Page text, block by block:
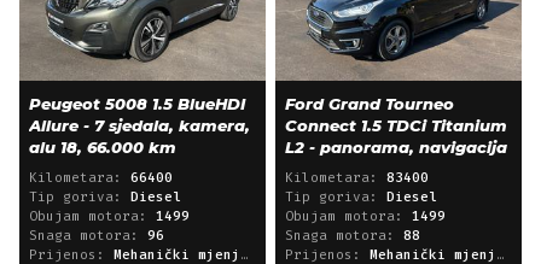
Peugeot 5008 1.5 BlueHDI
Allure - 7 sjedala, kamera,
alu 18, 66.000 km
Kilometara: 66400
Tip goriva: Diesel
Obujam motora: 1499
Snaga motora: 96
Prijenos: Mehanički mjenjač
Ford Grand Tourneo
Connect 1.5 TDCi Titanium
L2 - panorama, navigacija
Kilometara: 83400
Tip goriva: Diesel
Obujam motora: 1499
Snaga motora: 88
Prijenos: Mehanički mjenjač